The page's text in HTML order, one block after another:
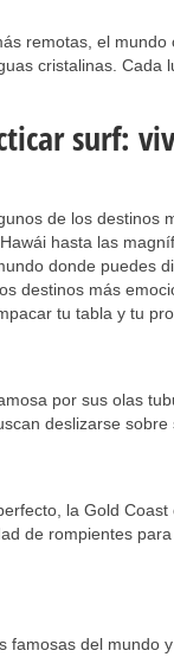
remotas, el
cristalinas. Cada
surf:
de los destinos
hasta las
donde puedes
destinos más
tu tabla y tu
por sus olas
deslizarse sobre
la Gold
de rompientes
famosas del mundo